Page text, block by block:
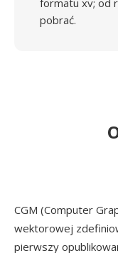
formatu xv; od
pobrać.
CGM (Computer
wektorowej
pierwszy